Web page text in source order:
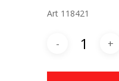
Art 118421